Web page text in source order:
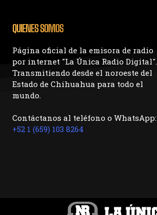
QUIENES SOMOS
Página oficial de la emisora de radio
por internet "La Única Radio Digital".
Transmitiendo desde el noroeste del
Estado de Chihuahua para todo el
mundo.
Contáctanos al teléfono o WhatsApp:
+52 1 (659) 103 8264